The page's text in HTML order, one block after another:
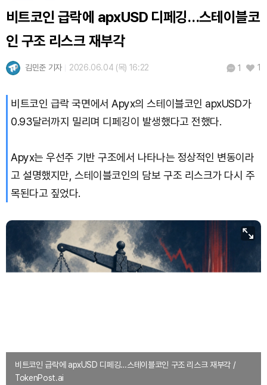
TRON (TRX) ₩464.7(-0.33%)
Hyperliquid (HYPE)
Bitcoin (BTC) ₩91,568,537(-0.70%)
비트코인 급락에 apxUSD 디페깅…스테이블코
인 구조 리스크 재부각
김민준 기자 2026.06.04 (목) 16:22 1 1
비트코인 급락 국면에서 Apyx의 스테이블코인 apxUSD가
0.93달러까지 밀리며 디페깅이 발생했다고 전했다.
Apyx는 우선주 기반 구조에서 나타나는 정상적인 변동이라
고 설명했지만, 스테이블코인의 담보 구조 리스크가 다시 주
목된다고 짚었다.
비트코인 급락에 apxUSD 디페깅…스테이블코인 구조 리스크 재부각 /
TokenPost.ai